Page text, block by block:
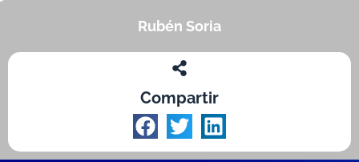
Rubén Soria
Compartir